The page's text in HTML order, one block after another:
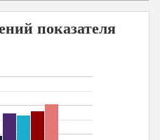
показателя